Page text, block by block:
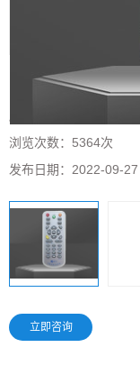
多媒体遥控器
浏览次数： 5364次
发布日期： 2022-09-27
立即咨询